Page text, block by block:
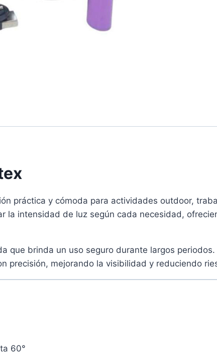
práctica y cómoda para actividades outdoor,
la intensidad de luz según cada necesidad,
que brinda un uso seguro durante largos
precisión, mejorando la visibilidad y reduciendo
60°